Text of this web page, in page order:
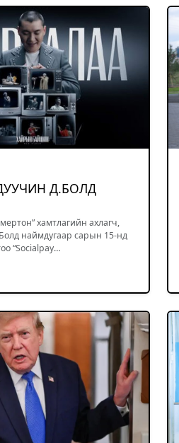
Д.БОЛД
хамтлагийн ахлагч,
наймдугаар сарын 15-нд
“Socialpay…